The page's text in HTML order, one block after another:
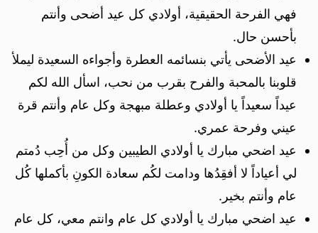
فهي الفرحة الحقيقية، أولادي كل عيد أضحى وأنتم
بأحسن حال.
عيد الأضحى يأتي بنسائمه العطرة وأجواءه السعيدة ليملأ
قلوبنا بالمحبة والفرح بقرب من نحب، اسأل الله لكم
عيداً سعيداً يا أولادي وعطلة مبهجة وكل عام وأنتم قرة
عيني وفرحة عمري.
عيد اضحي مبارك يا أولادي الطيبين وكل من أُحِب دُمتم
لي أعياداً لا أفقِدُها ودامت لكُم سعادة الكونِ بأكملها كُل
عام وأنتم بخير.
عيد اضحي مبارك يا أولادي كل عام وانتم معي، كل عام